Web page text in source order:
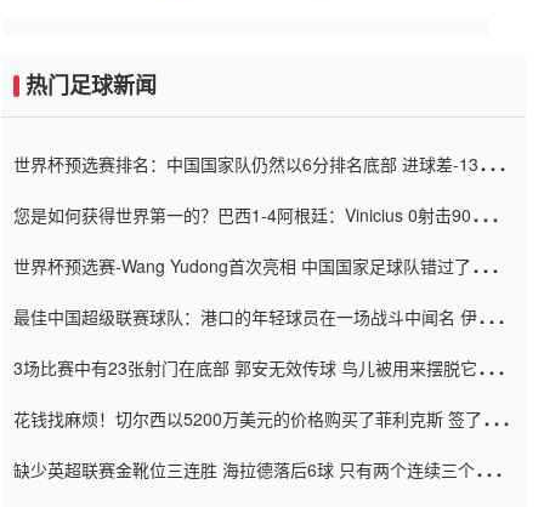
热门足球新闻
世界杯预选赛排名：中国国家队仍然以6分排名底部 进球差-13令人
您是如何获得世界第一的？巴西1-4阿根廷：Vinicius 0射击90分钟
世界杯预选赛-Wang Yudong首次亮相 中国国家足球队错过了世界
最佳中国超级联赛球队：港口的年轻球员在一场战斗中闻名 伊万放
3场比赛中有23张射门在底部 郭安无效传球 鸟儿被用来摆脱它
花钱找麻烦！切尔西以5200万美元的价格购买了菲利克斯 签了7年
缺少英超联赛金靴位三连胜 海拉德落后6球 只有两个连续三个连续